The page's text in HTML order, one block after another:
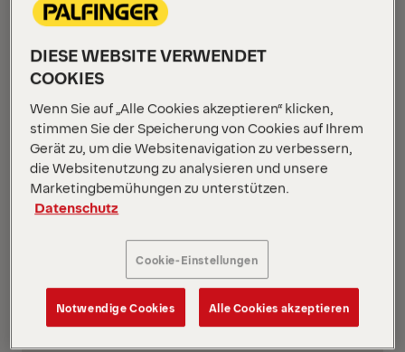
DIESE WEBSITE VERWENDET
COOKIES
Wenn Sie auf „Alle Cookies akzeptieren“ klicken,
stimmen Sie der Speicherung von Cookies auf Ihrem
Gerät zu, um die Websitenavigation zu verbessern,
die Websitenutzung zu analysieren und unsere
Marketingbemühungen zu unterstützen.
Datenschutz
Cookie-Einstellungen
Notwendige Cookies Alle Cookies akzeptieren